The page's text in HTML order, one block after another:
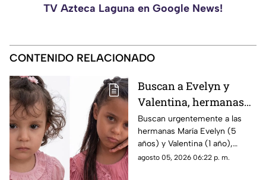
TV Azteca Laguna en Google News!
CONTENIDO RELACIONADO
Buscan a Evelyn y
Valentina, hermanas
de 1 y 5 años
desaparecidas en
Torreón
Buscan urgentemente a las
hermanas María Evelyn (5
años) y Valentina (1 año),
desaparecidas en Torreón
agosto 05, 2026 06:22 p. m.